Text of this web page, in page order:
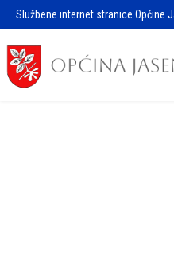
Službene internet stranice Općine